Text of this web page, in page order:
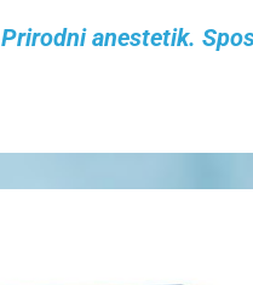
Prirodni anestetik.